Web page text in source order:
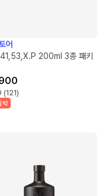
어
200ml 3종 패키
(121)
박